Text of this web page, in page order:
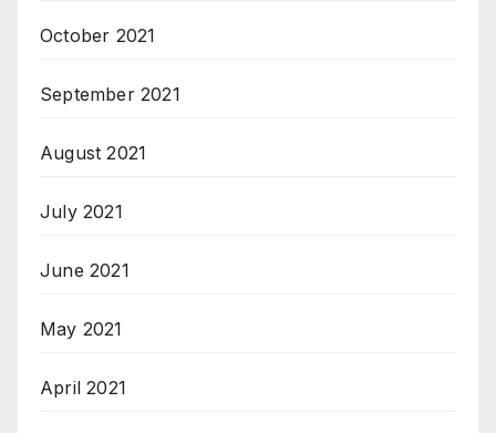
October 2021
September 2021
August 2021
July 2021
June 2021
May 2021
April 2021